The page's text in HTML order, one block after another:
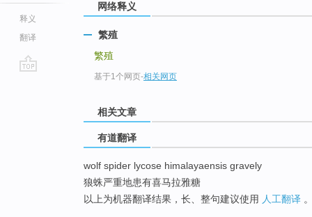
释义
翻译
网络释义
繁殖
繁殖
基于1个网页-相关网页
相关文章
有道翻译
wolf spider lycose himalayaensis gravely
狼蛛严重地患有喜马拉雅糖
以上为机器翻译结果，长、整句建议使用 人工翻译